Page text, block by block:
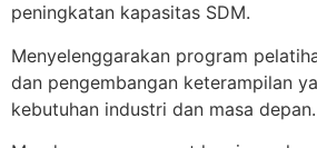
peningkatan kapasitas SDM.
Menyelenggarakan program
dan pengembangan keterampilan
kebutuhan industri dan masa depan.